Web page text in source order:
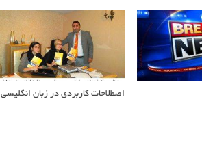
اصطلاحات کاربردی در زبان انگلیسی